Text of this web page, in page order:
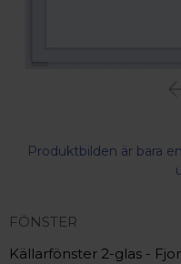
Produktbilden är bara
FÖNSTER
Källarfönster 2-glas -